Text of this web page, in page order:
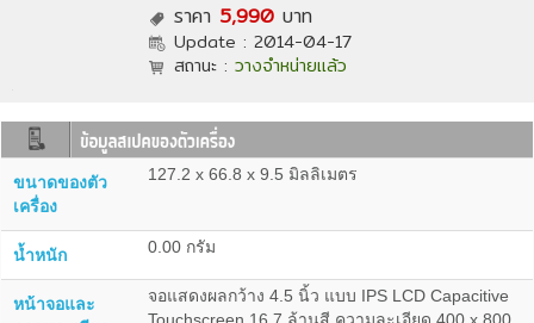
ราคา 5,990 บาท
Update : 2014-04-17
สถานะ : วางจำหน่ายแล้ว
ขนาดของตัว
เครื่อง
127.2 x 66.8 x 9.5 มิลลิเมตร
น้ำหนัก 0.00 กรัม
หน้าจอและ
จอแสดงผลกว้าง 4.5 นิ้ว แบบ IPS LCD Capacitive